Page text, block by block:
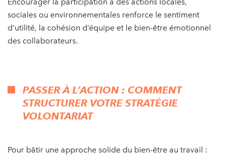
sociales ou environnementales renforce le sentiment
d’utilité, la cohésion d’équipe et le bien-être émotionnel
des collaborateurs.
PASSER À L’ACTION : COMMENT
STRUCTURER VOTRE STRATÉGIE
VOLONTARIAT
Pour bâtir une approche solide du bien-être au travail :